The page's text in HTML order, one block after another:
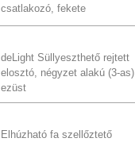
csatlakozó, fekete
deLight Süllyeszthető rejtett
elosztó, négyzet alakú (3-as)
ezüst
Elhúzható fa szellőztető